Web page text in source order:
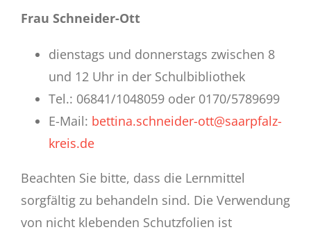
Frau Schneider-Ott
dienstags und donnerstags zwischen 8
und 12 Uhr in der Schulbibliothek
Tel.: 06841/1048059 oder 0170/5789699
E-Mail: bettina.schneider-ott@saarpfalz-
kreis.de
Beachten Sie bitte, dass die Lernmittel
sorgfältig zu behandeln sind. Die Verwendung
von nicht klebenden Schutzfolien ist